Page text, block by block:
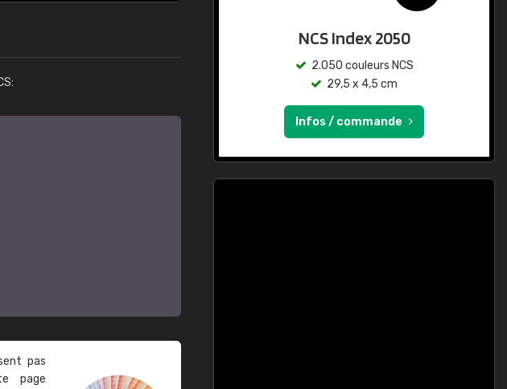
pas
page
NCS Index 2050
2.050 couleurs NCS
29,5 x 4,5 cm
Infos / commande